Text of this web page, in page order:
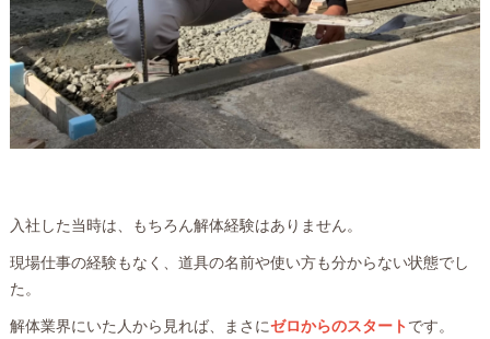
入社した当時は、もちろん解体経験はありません。
現場仕事の経験もなく、道具の名前や使い方も分からない状態でし
た。
解体業界にいた人から見れば、まさにゼロからのスタートです。